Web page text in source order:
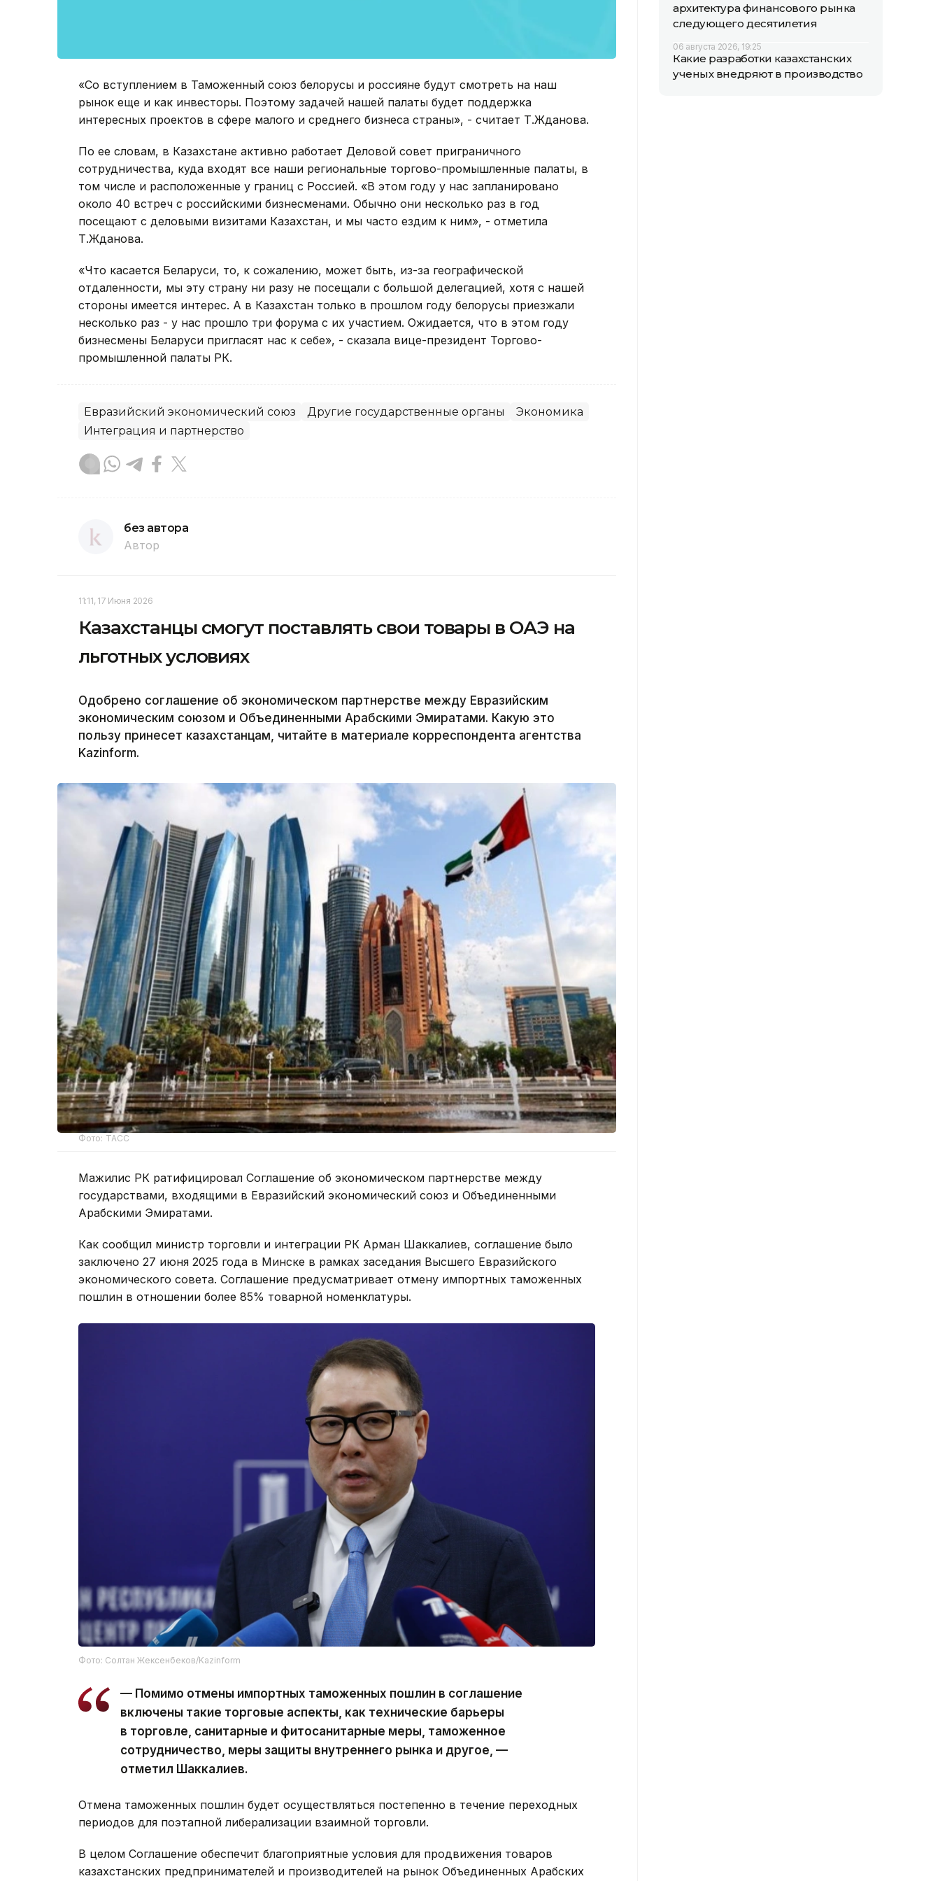
«Со вступлением в Таможенный союз белорусы и россияне будут смотреть на наш
рынок еще и как инвесторы. Поэтому задачей нашей палаты будет поддержка
интересных проектов в сфере малого и среднего бизнеса страны», - считает Т.Жданова.
По ее словам, в Казахстане активно работает Деловой совет приграничного
сотрудничества, куда входят все наши региональные торгово-промышленные палаты, в
том числе и расположенные у границ с Россией. «В этом году у нас запланировано
около 40 встреч с российскими бизнесменами. Обычно они несколько раз в год
посещают с деловыми визитами Казахстан, и мы часто ездим к ним», - отметила
Т.Жданова.
«Что касается Беларуси, то, к сожалению, может быть, из-за географической
отдаленности, мы эту страну ни разу не посещали с большой делегацией, хотя с нашей
стороны имеется интерес. А в Казахстан только в прошлом году белорусы приезжали
несколько раз - у нас прошло три форума с их участием. Ожидается, что в этом году
бизнесмены Беларуси пригласят нас к себе», - сказала вице-президент Торгово-
промышленной палаты РК.
Евразийский экономический союз Другие государственные органы
Экономика
Интеграция и партнерство
без автора
Автор
11:11, 17 Июня 2026
Казахстанцы смогут поставлять свои товары в ОАЭ на
льготных условиях
Одобрено соглашение об экономическом партнерстве между Евразийским
экономическим союзом и Объединенными Арабскими Эмиратами. Какую это
пользу принесет казахстанцам, читайте в материале корреспондента агентства
Kazinform.
Фото: ТАСС
Мажилис РК ратифицировал Соглашение об экономическом партнерстве между
государствами, входящими в Евразийский экономический союз и Объединенными
Арабскими Эмиратами.
Как сообщил министр торговли и интеграции РК Арман Шаккалиев, соглашение было
заключено 27 июня 2025 года в Минске в рамках заседания Высшего Евразийского
экономического совета. Соглашение предусматривает отмену импортных таможенных
пошлин в отношении более 85% товарной номенклатуры.
Фото: Солтан Жексенбеков/Kazinform
— Помимо отмены импортных таможенных пошлин в соглашение
включены такие торговые аспекты, как технические барьеры
в торговле, санитарные и фитосанитарные меры, таможенное
сотрудничество, меры защиты внутреннего рынка и другое, —
отметил Шаккалиев.
Отмена таможенных пошлин будет осуществляться постепенно в течение переходных
периодов для поэтапной либерализации взаимной торговли.
В целом Соглашение обеспечит благоприятные условия для продвижения товаров
казахстанских предпринимателей и производителей на рынок Объединенных Арабских
архитектура финансового рынка
следующего десятилетия
06 августа 2026, 19:25
Какие разработки казахстанских
ученых внедряют в производство